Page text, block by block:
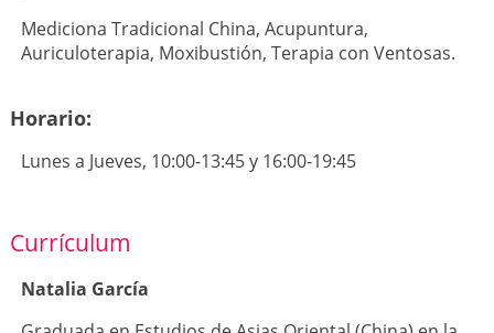
Mediciona Tradicional China, Acupuntura,
Auriculoterapia, Moxibustión, Terapia con Ventosas.
Horario:
Lunes a Jueves, 10:00-13:45 y 16:00-19:45
Currículum
Natalia García